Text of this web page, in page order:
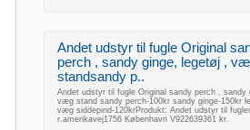
Andet udstyr til fugle Original
perch , sandy ginge, legetøj ,
standsandy p..
Andet udstyr til fugle Original sandy perch , sandy
væg stand sandy perch-100kr sandy ginge-150kr
væg siddepind-120krProdukt: Andet udstyr til
r.amerikavej1756 København V922639361 kr.